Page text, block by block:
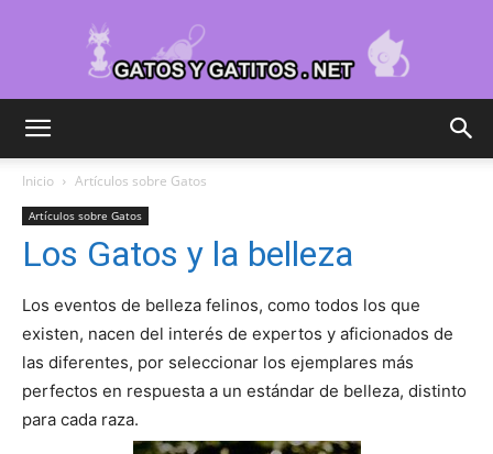
–
Inicio Artículos sobre Gatos
Artículos sobre Gatos
Los Gatos y la belleza
Los eventos de belleza felinos, como todos los que
existen, nacen del interés de expertos y aficionados de
las diferentes, por seleccionar los ejemplares más
perfectos en respuesta a un estándar de belleza, distinto
para cada raza.